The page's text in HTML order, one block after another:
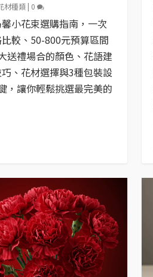
材種類 | 0
小花束選購指南，一次
較、50-800元預算區間
送禮場合的顏色、花語建
、花材選擇與3種包裝設
，讓你輕鬆挑選最完美的